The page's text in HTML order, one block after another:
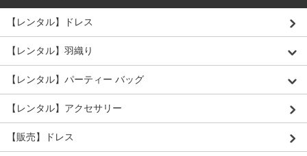
【レンタル】ドレス
【レンタル】羽織り
【レンタル】パーティー バッグ
【レンタル】アクセサリー
【販売】ドレス